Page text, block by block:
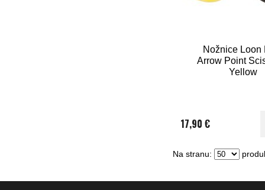
Nožnice Loon
Arrow Point
Yellow
17,90 €
Na stranu: